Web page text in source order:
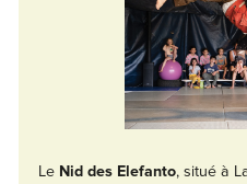
Le Nid des Elefanto, situé à